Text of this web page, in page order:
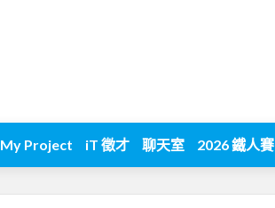
My Project iT 徵才 聊天室 2026 鐵人賽